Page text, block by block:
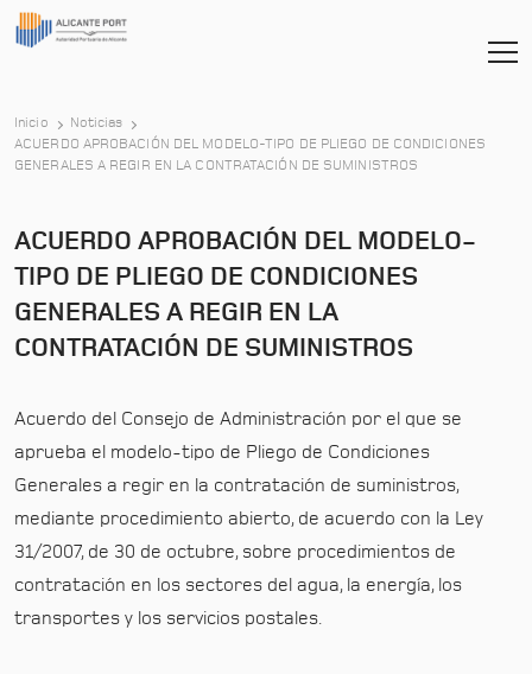
Inicio
Noticias
ACUERDO APROBACIÓN DEL MODELO-TIPO DE PLIEGO DE CONDICIONES
GENERALES A REGIR EN LA CONTRATACIÓN DE SUMINISTROS
-
ACUERDO APROBACIÓN DEL MODELO-
TIPO DE PLIEGO DE CONDICIONES
GENERALES A REGIR EN LA
CONTRATACIÓN DE SUMINISTROS
Acuerdo del Consejo de Administración por el que se
aprueba el modelo-tipo de Pliego de Condiciones
Generales a regir en la contratación de suministros,
mediante procedimiento abierto, de acuerdo con la Ley
31/2007, de 30 de octubre, sobre procedimientos de
contratación en los sectores del agua, la energía, los
transportes y los servicios postales.